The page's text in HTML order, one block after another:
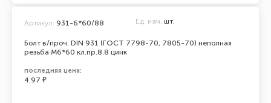
Болт в/проч. DIN 931 (ГОСТ 7798-70, 7805-70) неполная
резьба М6*60 кл.пр.8.8 цинк
Артикул: 931-6*60/88 Ед. изм. шт.
последняя цена:
4.97 ₽